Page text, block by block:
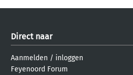
Direct naar
Aanmelden / inloggen
Feyenoord Forum